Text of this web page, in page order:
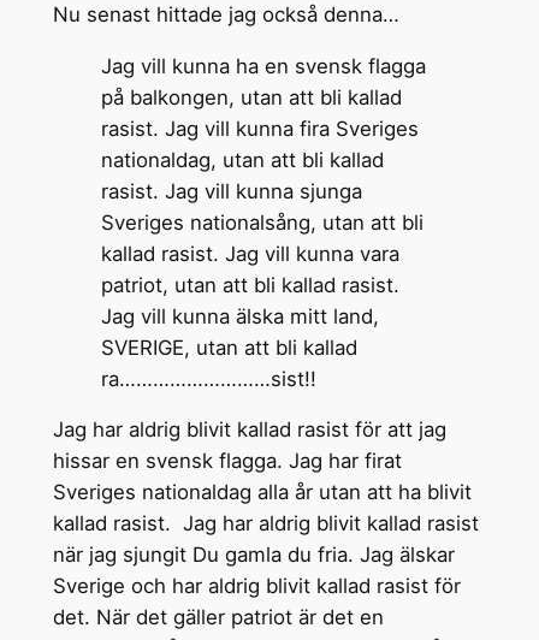
Nu senast hittade jag också denna…
Jag vill kunna ha en svensk flagga
på balkongen, utan att bli kallad
rasist. Jag vill kunna fira Sveriges
nationaldag, utan att bli kallad
rasist. Jag vill kunna sjunga
Sveriges nationalsång, utan att bli
kallad rasist. Jag vill kunna vara
patriot, utan att bli kallad rasist.
Jag vill kunna älska mitt land,
SVERIGE, utan att bli kallad
ra………………………sist!!
Jag har aldrig blivit kallad rasist för att jag
hissar en svensk flagga. Jag har firat
Sveriges nationaldag alla år utan att ha blivit
kallad rasist. Jag har aldrig blivit kallad rasist
när jag sjungit Du gamla du fria. Jag älskar
Sverige och har aldrig blivit kallad rasist för
det. När det gäller patriot är det en